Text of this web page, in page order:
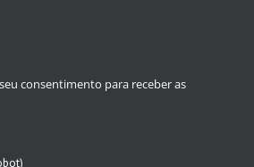
consentimento para receber as